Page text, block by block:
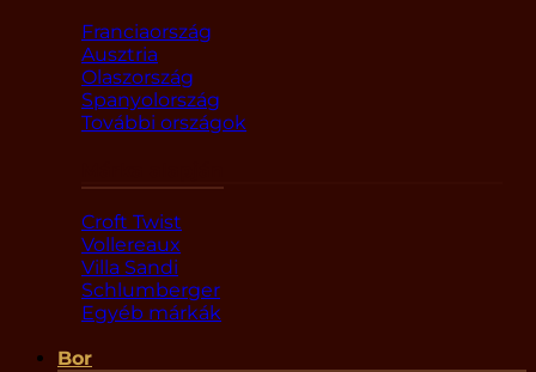
Franciaország
Ausztria
Olaszország
Spanyolország
További országok
Croft Twist
Vollereaux
Villa Sandi
Schlumberger
Egyéb márkák
Bor